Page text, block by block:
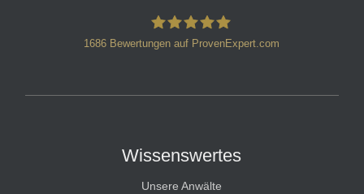
1686 Bewertungen auf ProvenExpert.com
Wissenswertes
Unsere Anwälte